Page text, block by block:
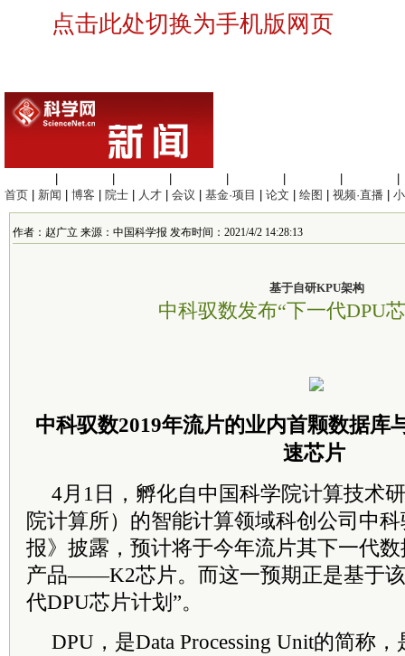
点击此处切换为手机版网页
首页
新闻 博客 院士 人才 会议 基金·项目 论文 绘图 视频·直播
作者：赵广立 来源：中国科学报 发布时间：2021/4/2 14:28:13
基于自研KPU架构
中科驭数发布“下一代DPU
中科驭数2019年流片的业内首颗数据库
速芯片
4月1日，孵化自中国科学院计算技术
院计算所）的智能计算领域科创公司中
报》披露，预计将于今年流片其下一代
产品——K2芯片。而这一预期正是基于
代DPU芯片计划”。
DPU，是Data Processing Unit的简称